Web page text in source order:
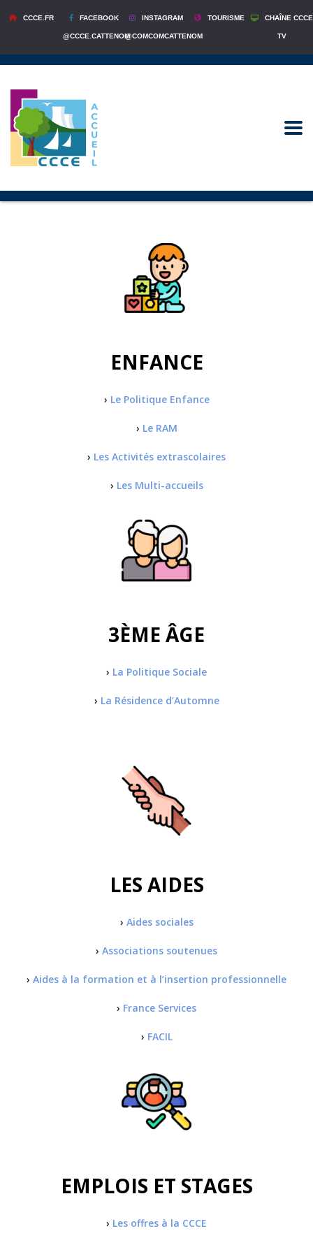
CCCE.FR FACEBOOK
@CCCE.CATTENOM
INSTAGRAM
@COMCOMCATTENOM
TOURISME CHAÎNE CCCE
TV
ENFANCE
› Le Politique Enfance
› Le RAM
› Les Activités extrascolaires
› Les Multi-accueils
3ÈME ÂGE
› La Politique Sociale
› La Résidence d’Automne
LES AIDES
› Aides sociales
› Associations soutenues
› Aides à la formation et à l’insertion professionnelle
› France Services
› FACIL
EMPLOIS ET STAGES
› Les offres à la CCCE